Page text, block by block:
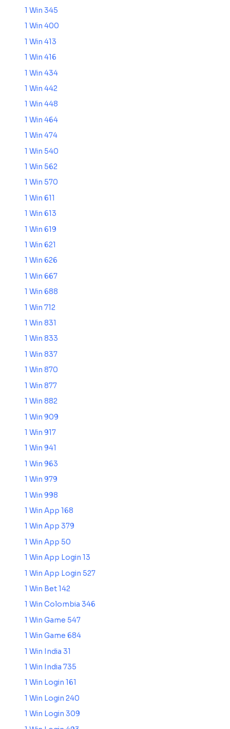
1 Win 345
1 Win 400
1 Win 413
1 Win 416
1 Win 434
1 Win 442
1 Win 448
1 Win 464
1 Win 474
1 Win 540
1 Win 562
1 Win 570
1 Win 611
1 Win 613
1 Win 619
1 Win 621
1 Win 626
1 Win 667
1 Win 688
1 Win 712
1 Win 831
1 Win 833
1 Win 837
1 Win 870
1 Win 877
1 Win 882
1 Win 909
1 Win 917
1 Win 941
1 Win 963
1 Win 979
1 Win 998
1 Win App 168
1 Win App 379
1 Win App 50
1 Win App Login 13
1 Win App Login 527
1 Win Bet 142
1 Win Colombia 346
1 Win Game 547
1 Win Game 684
1 Win India 31
1 Win India 735
1 Win Login 161
1 Win Login 240
1 Win Login 309